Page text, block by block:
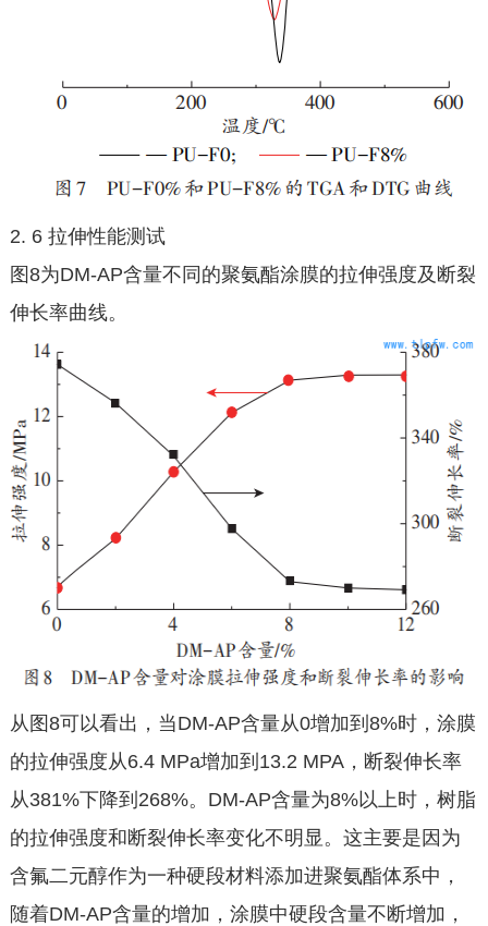
2. 6 拉伸性能测试
图8为DM-AP含量不同的聚氨酯涂膜的拉伸强度及断裂
伸长率曲线。
从图8可以看出，当DM-AP含量从0增加到8%时，涂膜
的拉伸强度从6.4 MPa增加到13.2 MPA，断裂伸长率
从381%下降到268%。DM-AP含量为8%以上时，树脂
的拉伸强度和断裂伸长率变化不明显。这主要是因为
含氟二元醇作为一种硬段材料添加进聚氨酯体系中，
随着DM-AP含量的增加，涂膜中硬段含量不断增加，